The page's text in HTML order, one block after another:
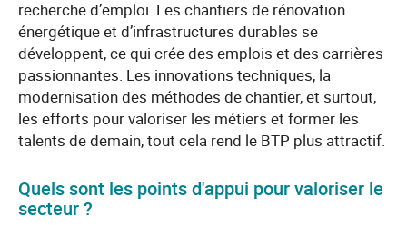
recherche d’emploi. Les chantiers de rénovation
énergétique et d’infrastructures durables se
développent, ce qui crée des emplois et des carrières
passionnantes. Les innovations techniques, la
modernisation des méthodes de chantier, et surtout,
les efforts pour valoriser les métiers et former les
talents de demain, tout cela rend le BTP plus attractif.
Quels sont les points d'appui pour valoriser le
secteur ?